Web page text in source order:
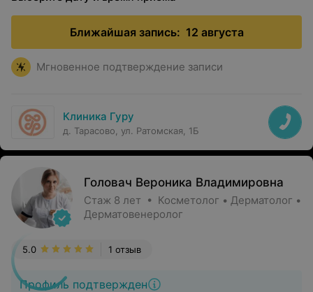
Ближайшая запись: 12 августа
Мгновенное подтверждение записи
Клиника Гуру
д. Тарасово, ул. Ратомская, 1Б
Головач Вероника Владимировна
Стаж 8 лет • Косметолог • Дерматолог •
Дерматовенеролог
Профиль подтвержден
1 отзыв
5.0